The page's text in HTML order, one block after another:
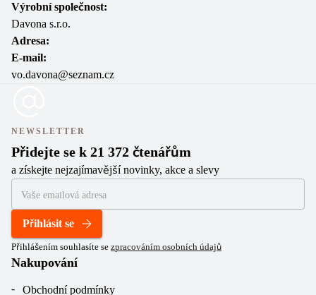
Výrobní společnost:
Davona s.r.o.
Adresa:
E-mail:
vo.davona@seznam.cz
NEWSLETTER
Přidejte se k 21 372 čtenářům
a získejte nejzajímavější novinky, akce a slevy
Přihlásit se
Přihlášením souhlasíte se zpracováním osobních údajů
Nakupování
Obchodní podmínky